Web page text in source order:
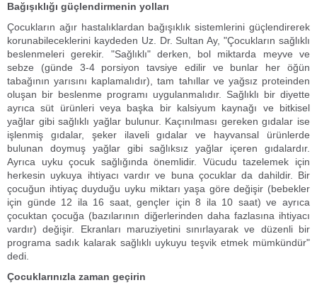
Bağışıklığı güçlendirmenin yolları
Çocukların ağır hastalıklardan bağışıklık sistemlerini güçlendirerek
korunabileceklerini kaydeden Uz. Dr. Sultan Ay, "Çocukların sağlıklı
beslenmeleri gerekir. "Sağlıklı" derken, bol miktarda meyve ve
sebze (günde 3-4 porsiyon tavsiye edilir ve bunlar her öğün
tabağının yarısını kaplamalıdır), tam tahıllar ve yağsız proteinden
oluşan bir beslenme programı uygulanmalıdır. Sağlıklı bir diyette
ayrıca süt ürünleri veya başka bir kalsiyum kaynağı ve bitkisel
yağlar gibi sağlıklı yağlar bulunur. Kaçınılması gereken gıdalar ise
işlenmiş gıdalar, şeker ilaveli gıdalar ve hayvansal ürünlerde
bulunan doymuş yağlar gibi sağlıksız yağlar içeren gıdalardır.
Ayrıca uyku çocuk sağlığında önemlidir. Vücudu tazelemek için
herkesin uykuya ihtiyacı vardır ve buna çocuklar da dahildir. Bir
çocuğun ihtiyaç duyduğu uyku miktarı yaşa göre değişir (bebekler
için günde 12 ila 16 saat, gençler için 8 ila 10 saat) ve ayrıca
çocuktan çocuğa (bazılarının diğerlerinden daha fazlasına ihtiyacı
vardır) değişir. Ekranları maruziyetini sınırlayarak ve düzenli bir
programa sadık kalarak sağlıklı uykuyu teşvik etmek mümkündür"
dedi.
Çocuklarınızla zaman geçirin